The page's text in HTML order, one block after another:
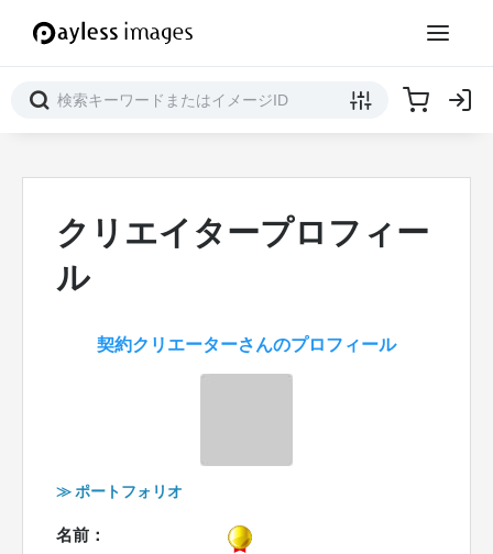
クリエイタープロフィー
ル
契約クリエーターさんのプロフィール
≫ ポートフォリオ
名前：